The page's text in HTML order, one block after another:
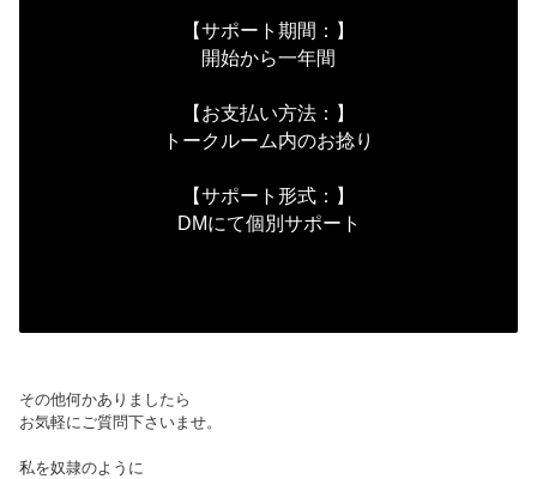
【サポート期間：】
開始から一年間
【お支払い方法：】
トークルーム内のお捻り
【サポート形式：】
DMにて個別サポート
その他何かありましたら
お気軽にご質問下さいませ。
私を奴隷のように